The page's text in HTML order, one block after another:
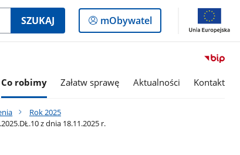
SZUKAJ
Logowanie
do
mObywatel
Co robimy Załatw sprawę Aktualności Kontakt
Rok 2025
z dnia 18.11.2025 r.